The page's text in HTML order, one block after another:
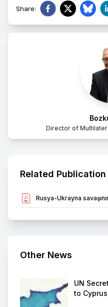
Director of
Related Publication
Rusya-Ukrayna
Other News
UN
to
Share: